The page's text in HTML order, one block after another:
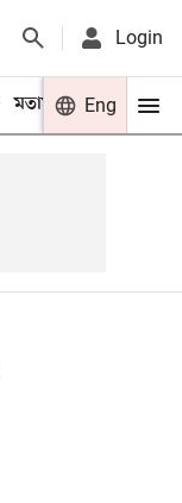
Login
মতামত খেলা
Eng